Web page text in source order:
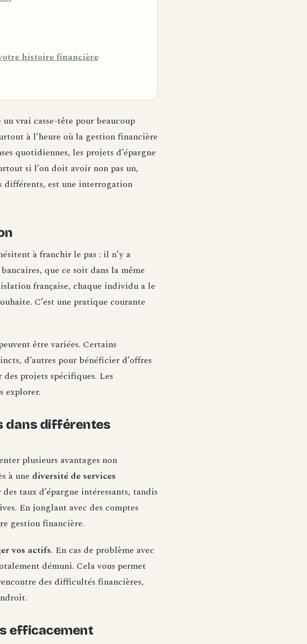
histoire financière
vrai casse-tête pour beaucoup
à l’heure où la gestion financière
quotidiennes, les projets d’épargne
si l’on doit avoir non pas un,
différents, est une interrogation
à franchir le pas : il n’y a
que ce soit dans la même
française, chaque individu a le
C’est une pratique courante
être variées. Certains
d’autres pour bénéficier d’offres
projets spécifiques. Les
explorer.
dans différentes
plusieurs avantages non
à une diversité de services
taux d’épargne intéressants, tandis
En jonglant avec des comptes
gestion financière.
vos actifs. En cas de problème avec
démuni. Cela vous permet
des difficultés financières,
efficacement